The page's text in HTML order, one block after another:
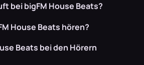
bei bigFM House Beats?
House Beats hören?
Beats bei den Hörern